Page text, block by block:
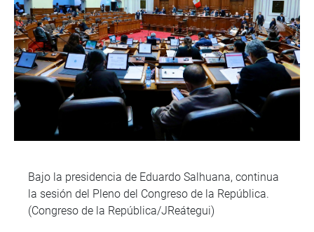
Bajo la presidencia de Eduardo Salhuana, continua
la sesión del Pleno del Congreso de la República.
(Congreso de la República/JReátegui)